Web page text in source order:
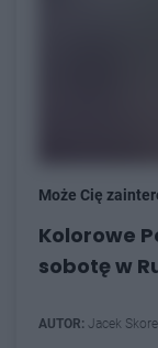
Może Cię
Kolorowe
sobotę w
AUTOR: Jacek